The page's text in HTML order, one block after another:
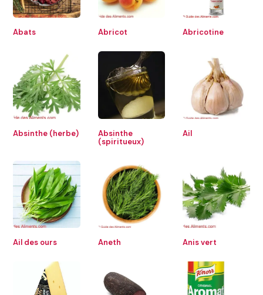
Abats Abricot Abricotine
Absinthe (herbe)
Absinthe
(spiritueux)
Ail
Ail des ours Aneth Anis vert